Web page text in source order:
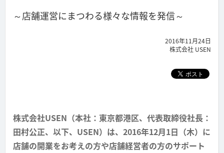
～店舗運営にまつわる様々な情報を発信～
2016年11月24日
株式会社 USEN
株式会社USEN（本社：東京都港区、代表取締役社長：
田村公正、以下、USEN）は、2016年12月1日（木）に
店舗の開業をお考えの方や店舗経営者の方のサポート